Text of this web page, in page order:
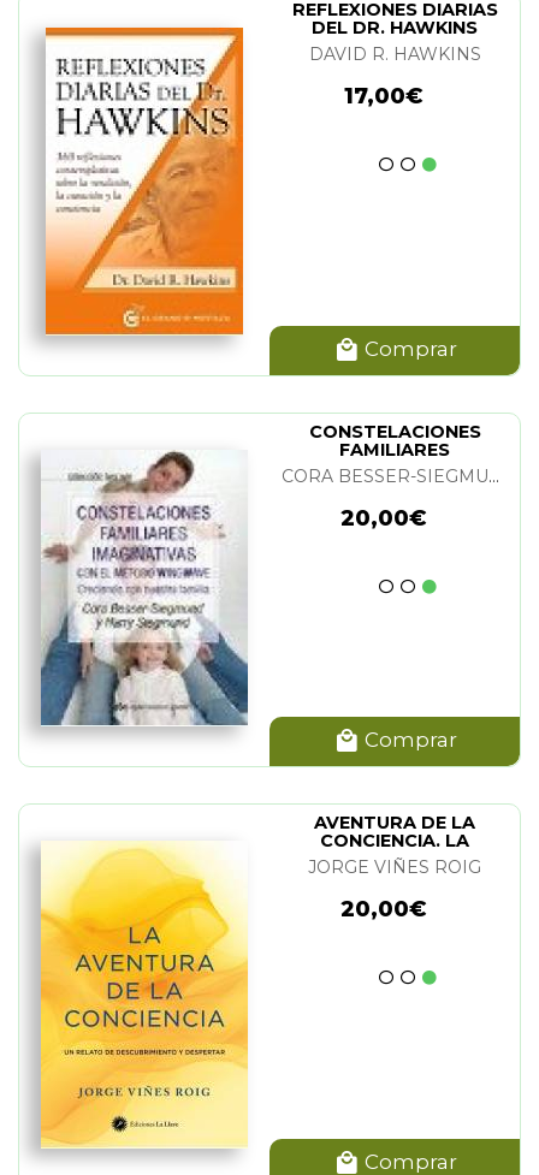
REFLEXIONES DIARIAS
DEL DR. HAWKINS
DAVID R. HAWKINS
17,00€
Comprar
CONSTELACIONES
FAMILIARES
IMAGINATIVAS
CORA BESSER-SIEGMUND Y HARRY SIEGMUND
20,00€
Comprar
AVENTURA DE LA
CONCIENCIA. LA
JORGE VIÑES ROIG
20,00€
Comprar